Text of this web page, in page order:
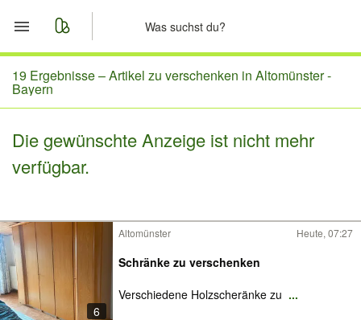
Start
Merkliste
Nachrichten
19 Ergebnisse –Artikel zu verschenken in Altomünster -
Bayern
Die gewünschte Anzeige ist nicht mehr
verfügbar.
6
Altomünster Heute, 07:27
Schränke zu verschenken
Verschiedene Holzscheränke zu ...